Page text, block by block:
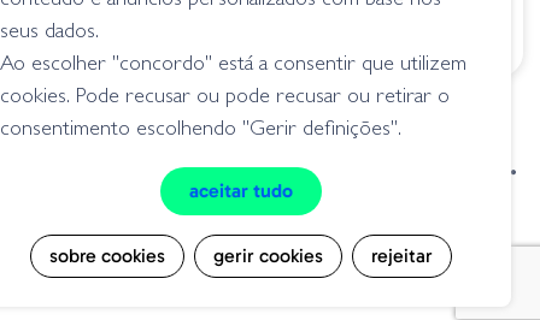
condições de venda
livro de reclamações
privacidade
cookies
Grilo Pesca - Loja de Pesca e Competição © Todos os direitos reservados |
Desenvolvido porBomsite
seus dados.
Ao escolher "concordo" está a consentir que utilizem
cookies. Pode recusar ou pode recusar ou retirar o
consentimento escolhendo "Gerir definições".
aceitar tudo
sobre cookies gerir cookies rejeitar